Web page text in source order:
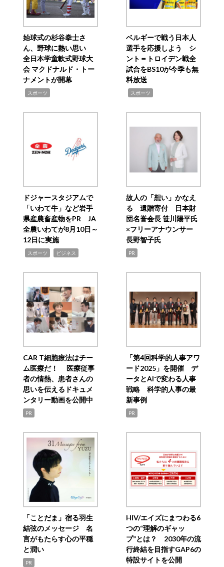
始球式の杉谷拳士さ
ん、野球に熱い思い
全日本学童軟式野球大
会 マクドナルド・トー
ナメントが開幕
スポーツ
ベルギーで戦う日本人
選手を応援しよう シ
ント＝トロイデン戦全
試合をBS10が今季も無
料放送
スポーツ
ドジャースタジアムで
「いわて牛」など岩手
県産農畜産物をPR JA
全農いわてが8月10日～
12日に実施
スポーツ ビジネス
故人の「想い」かなえ
る 遺贈寄付 日本財
団名誉会長 笹川陽平氏
×フリーアナウンサー
長野智子氏
PR
CAR T細胞療法はチー
ム医療だ！ 医療従事
者の情熱、患者さんの
思いを伝えるドキュメ
ンタリー動画を公開中
PR
「第4回科学的人事アワ
ード2025」を開催 デ
ータとAIで変わる人事
戦略 科学的人事の最
新事例
PR
「ことだま」宿る羽生
結弦のメッセージ 名
言がもたらす心の平穏
と潤い
PR
HIV/エイズにまつわる6
つの“理解のギャッ
プ”とは？ 2030年の流
行終結を目指すGAP6の
特設サイトを公開